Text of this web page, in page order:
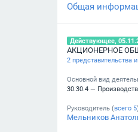
Общая
Действующее,
2 представительства
Основной вид
30.30.4 —
Руководитель (всего 5)
Мельников